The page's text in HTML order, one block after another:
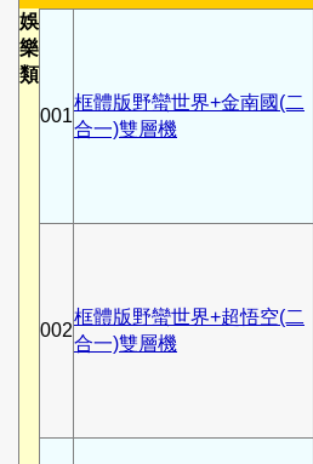
娛
樂
類
001
框體版野蠻世界+金南國(二
合一)雙層機
002
框體版野蠻世界+超悟空(二
合一)雙層機